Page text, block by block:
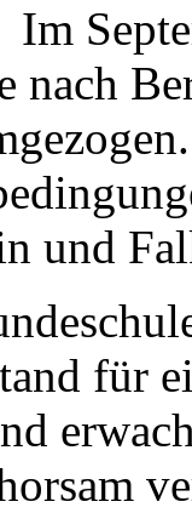
Im
nach
und
für